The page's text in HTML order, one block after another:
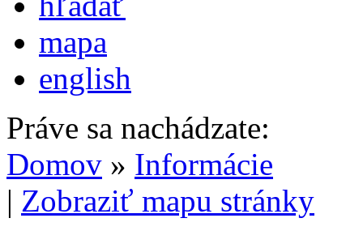
mapa
english
Práve sa nachádzate:
Domov » Informácie
| Zobraziť mapu stránky